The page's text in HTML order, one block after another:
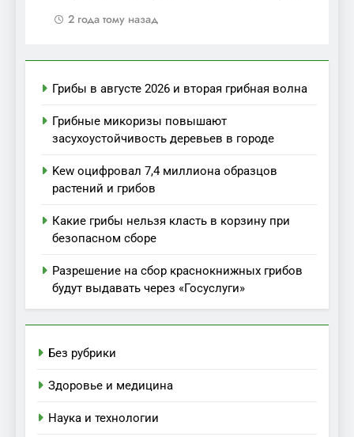
2 года тому назад
Грибы в августе 2026 и вторая грибная волна
Грибные микоризы повышают
засухоустойчивость деревьев в городе
Kew оцифровал 7,4 миллиона образцов
растений и грибов
Какие грибы нельзя класть в корзину при
безопасном сборе
Разрешение на сбор краснокнижных грибов
будут выдавать через «Госуслуги»
Без рубрики
Здоровье и медицина
Наука и технологии